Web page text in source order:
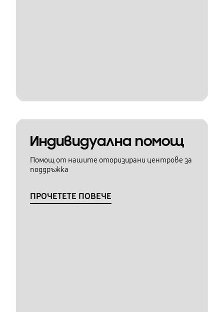
Индивидуална помощ
Помощ от нашите оторизирани центрове за
поддръжка
ПРОЧЕТЕТЕ ПОВЕЧЕ